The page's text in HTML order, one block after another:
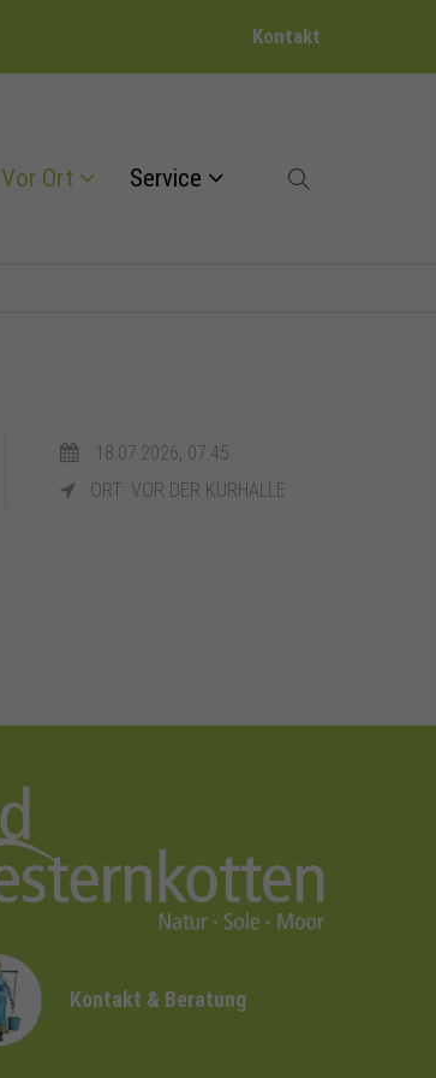
Kontakt
Vor Ort Service
18.07.2026, 07:45
ORT: VOR DER KURHALLE
Kontakt & Beratung